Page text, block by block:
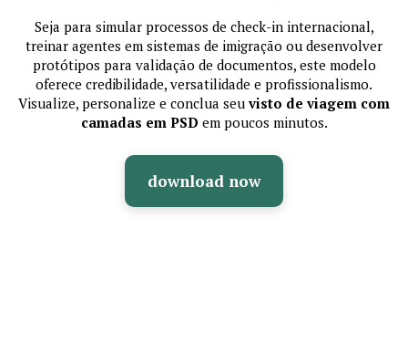
Seja para simular processos de check-in internacional,
treinar agentes em sistemas de imigração ou desenvolver
protótipos para validação de documentos, este modelo
oferece credibilidade, versatilidade e profissionalismo.
Visualize, personalize e conclua seuvisto de viagem com
camadas em PSD em poucos minutos.
download now